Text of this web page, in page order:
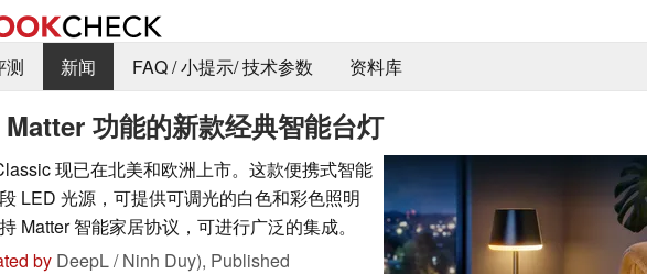
测 新闻 FAQ / 小提示/ 技术参数 资料库
功能的新款经典智能台灯
现已在北美和欧洲上市。这款便携式智能
LED 光源，可提供可调光的白色和彩色照明
Matter 智能家居协议，可进行广泛的集成。
by DeepL / Ninh Duy), Published